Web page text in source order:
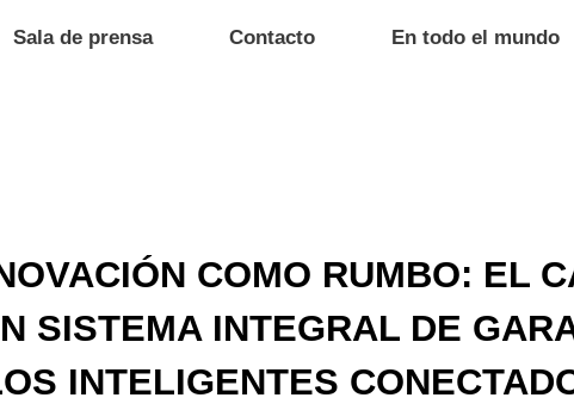
Sala de prensa Contacto En todo el mundo
COMO RUMBO: EL
SISTEMA INTEGRAL DE
INTELIGENTES